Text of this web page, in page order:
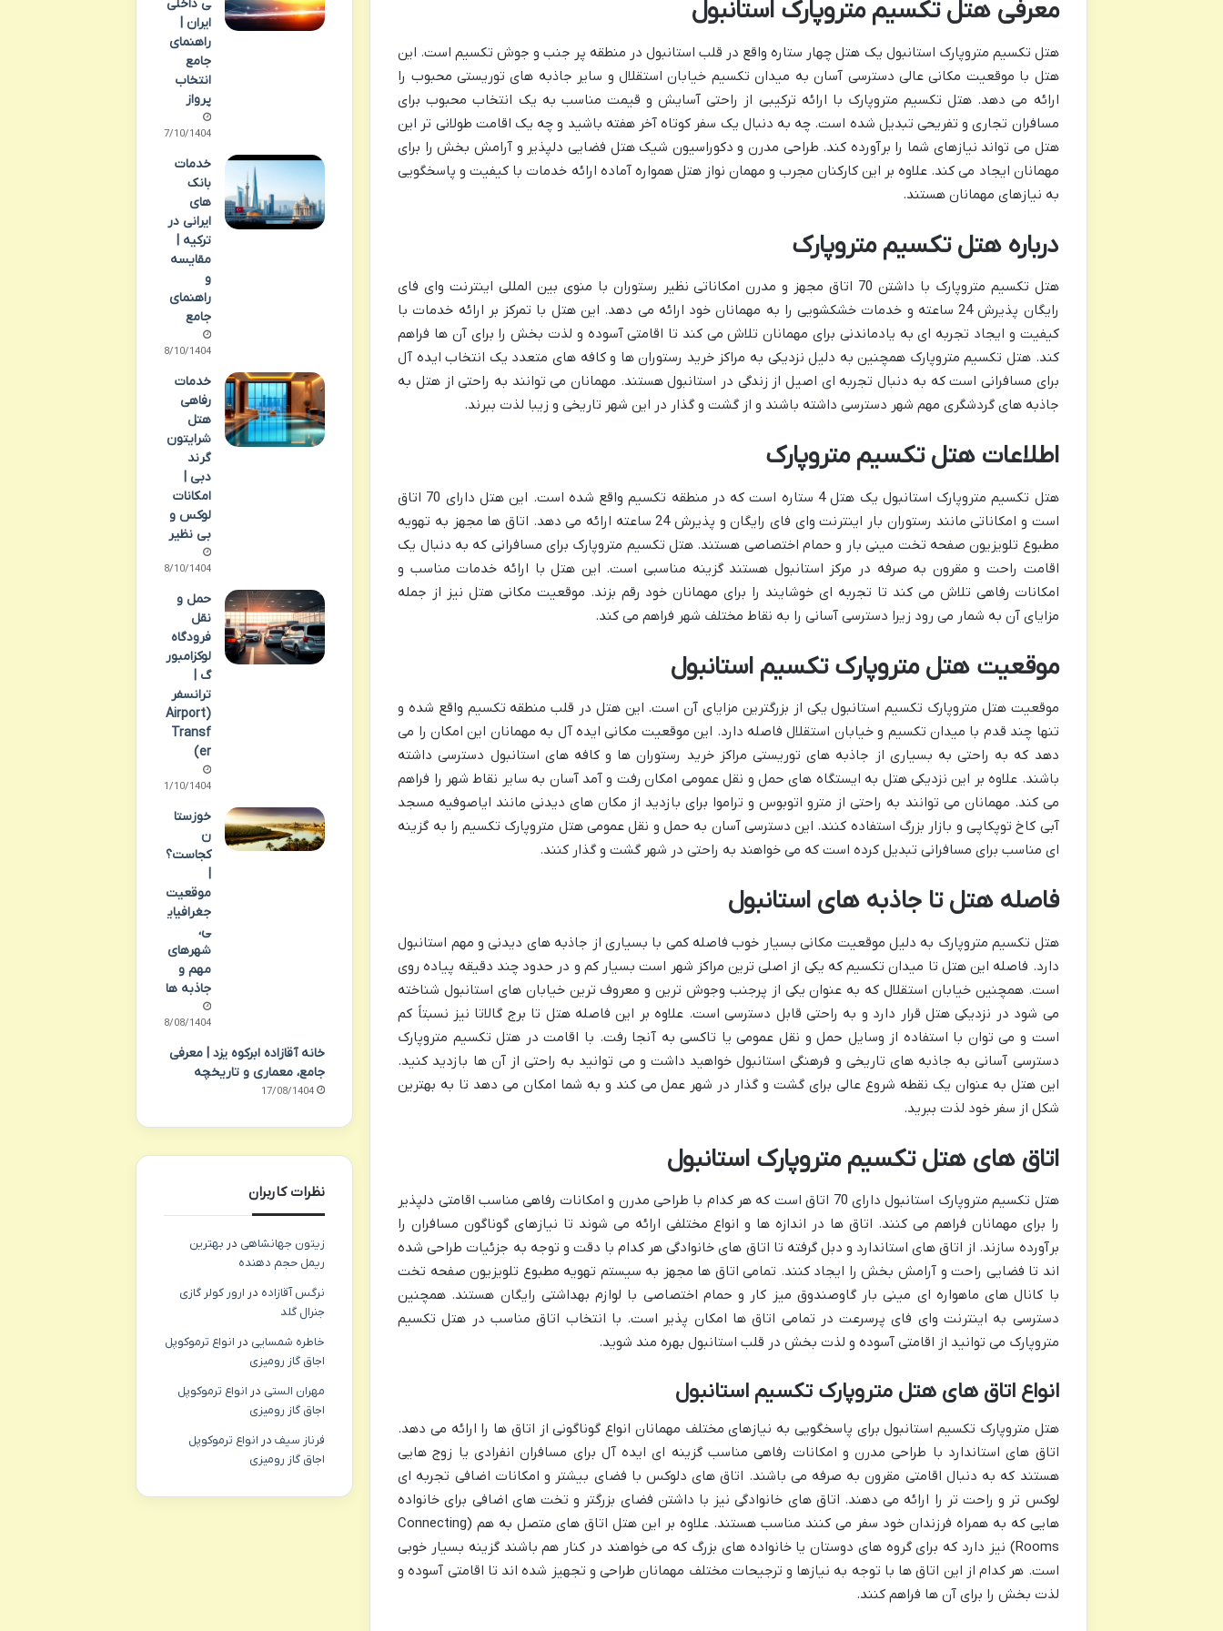
معرفی هتل تکسیم متروپارک استانبول
هتل تکسیم متروپارک استانبول یک هتل چهار ستاره واقع در قلب استانبول در منطقه پر جنب و جوش تکسیم است. این
هتل با موقعیت مکانی عالی دسترسی آسان به میدان تکسیم خیابان استقلال و سایر جاذبه های توریستی محبوب را
ارائه می دهد. هتل تکسیم متروپارک با ارائه ترکیبی از راحتی آسایش و قیمت مناسب به یک انتخاب محبوب برای
مسافران تجاری و تفریحی تبدیل شده است. چه به دنبال یک سفر کوتاه آخر هفته باشید و چه یک اقامت طولانی تر این
هتل می تواند نیازهای شما را برآورده کند. طراحی مدرن و دکوراسیون شیک هتل فضایی دلپذیر و آرامش بخش را برای
مهمانان ایجاد می کند. علاوه بر این کارکنان مجرب و مهمان نواز هتل همواره آماده ارائه خدمات با کیفیت و پاسخگویی
به نیازهای مهمانان هستند.
درباره هتل تکسیم متروپارک
هتل تکسیم متروپارک با داشتن 70 اتاق مجهز و مدرن امکاناتی نظیر رستوران با منوی بین المللی اینترنت وای فای
رایگان پذیرش 24 ساعته و خدمات خشکشویی را به مهمانان خود ارائه می دهد. این هتل با تمرکز بر ارائه خدمات با
کیفیت و ایجاد تجربه ای به یادماندنی برای مهمانان تلاش می کند تا اقامتی آسوده و لذت بخش را برای آن ها فراهم
کند. هتل تکسیم متروپارک همچنین به دلیل نزدیکی به مراکز خرید رستوران ها و کافه های متعدد یک انتخاب ایده آل
برای مسافرانی است که به دنبال تجربه ای اصیل از زندگی در استانبول هستند. مهمانان می توانند به راحتی از هتل به
جاذبه های گردشگری مهم شهر دسترسی داشته باشند و از گشت و گذار در این شهر تاریخی و زیبا لذت ببرند.
اطلاعات هتل تکسیم متروپارک
هتل تکسیم متروپارک استانبول یک هتل 4 ستاره است که در منطقه تکسیم واقع شده است. این هتل دارای 70 اتاق
است و امکاناتی مانند رستوران بار اینترنت وای فای رایگان و پذیرش 24 ساعته ارائه می دهد. اتاق ها مجهز به تهویه
مطبوع تلویزیون صفحه تخت مینی بار و حمام اختصاصی هستند. هتل تکسیم متروپارک برای مسافرانی که به دنبال یک
اقامت راحت و مقرون به صرفه در مرکز استانبول هستند گزینه مناسبی است. این هتل با ارائه خدمات مناسب و
امکانات رفاهی تلاش می کند تا تجربه ای خوشایند را برای مهمانان خود رقم بزند. موقعیت مکانی هتل نیز از جمله
مزایای آن به شمار می رود زیرا دسترسی آسانی را به نقاط مختلف شهر فراهم می کند.
موقعیت هتل متروپارک تکسیم استانبول
موقعیت هتل متروپارک تکسیم استانبول یکی از بزرگترین مزایای آن است. این هتل در قلب منطقه تکسیم واقع شده و
تنها چند قدم با میدان تکسیم و خیابان استقلال فاصله دارد. این موقعیت مکانی ایده آل به مهمانان این امکان را می
دهد که به راحتی به بسیاری از جاذبه های توریستی مراکز خرید رستوران ها و کافه های استانبول دسترسی داشته
باشند. علاوه بر این نزدیکی هتل به ایستگاه های حمل و نقل عمومی امکان رفت و آمد آسان به سایر نقاط شهر را فراهم
می کند. مهمانان می توانند به راحتی از مترو اتوبوس و تراموا برای بازدید از مکان های دیدنی مانند ایاصوفیه مسجد
آبی کاخ توپکاپی و بازار بزرگ استفاده کنند. این دسترسی آسان به حمل و نقل عمومی هتل متروپارک تکسیم را به گزینه
ای مناسب برای مسافرانی تبدیل کرده است که می خواهند به راحتی در شهر گشت و گذار کنند.
فاصله هتل تا جاذبه های استانبول
هتل تکسیم متروپارک به دلیل موقعیت مکانی بسیار خوب فاصله کمی با بسیاری از جاذبه های دیدنی و مهم استانبول
دارد. فاصله این هتل تا میدان تکسیم که یکی از اصلی ترین مراکز شهر است بسیار کم و در حدود چند دقیقه پیاده روی
است. همچنین خیابان استقلال که به عنوان یکی از پرجنب وجوش ترین و معروف ترین خیابان های استانبول شناخته
می شود در نزدیکی هتل قرار دارد و به راحتی قابل دسترسی است. علاوه بر این فاصله هتل تا برج گالاتا نیز نسبتاً کم
است و می توان با استفاده از وسایل حمل و نقل عمومی یا تاکسی به آنجا رفت. با اقامت در هتل تکسیم متروپارک
دسترسی آسانی به جاذبه های تاریخی و فرهنگی استانبول خواهید داشت و می توانید به راحتی از آن ها بازدید کنید.
این هتل به عنوان یک نقطه شروع عالی برای گشت و گذار در شهر عمل می کند و به شما امکان می دهد تا به بهترین
شکل از سفر خود لذت ببرید.
اتاق های هتل تکسیم متروپارک استانبول
هتل تکسیم متروپارک استانبول دارای 70 اتاق است که هر کدام با طراحی مدرن و امکانات رفاهی مناسب اقامتی دلپذیر
را برای مهمانان فراهم می کنند. اتاق ها در اندازه ها و انواع مختلفی ارائه می شوند تا نیازهای گوناگون مسافران را
برآورده سازند. از اتاق های استاندارد و دبل گرفته تا اتاق های خانوادگی هر کدام با دقت و توجه به جزئیات طراحی شده
اند تا فضایی راحت و آرامش بخش را ایجاد کنند. تمامی اتاق ها مجهز به سیستم تهویه مطبوع تلویزیون صفحه تخت
با کانال های ماهواره ای مینی بار گاوصندوق میز کار و حمام اختصاصی با لوازم بهداشتی رایگان هستند. همچنین
دسترسی به اینترنت وای فای پرسرعت در تمامی اتاق ها امکان پذیر است. با انتخاب اتاق مناسب در هتل تکسیم
متروپارک می توانید از اقامتی آسوده و لذت بخش در قلب استانبول بهره مند شوید.
انواع اتاق های هتل متروپارک تکسیم استانبول
هتل متروپارک تکسیم استانبول برای پاسخگویی به نیازهای مختلف مهمانان انواع گوناگونی از اتاق ها را ارائه می دهد.
اتاق های استاندارد با طراحی مدرن و امکانات رفاهی مناسب گزینه ای ایده آل برای مسافران انفرادی یا زوج هایی
هستند که به دنبال اقامتی مقرون به صرفه می باشند. اتاق های دلوکس با فضای بیشتر و امکانات اضافی تجربه ای
لوکس تر و راحت تر را ارائه می دهند. اتاق های خانوادگی نیز با داشتن فضای بزرگتر و تخت های اضافی برای خانواده
هایی که به همراه فرزندان خود سفر می کنند مناسب هستند. علاوه بر این هتل اتاق های متصل به هم (Connecting
Rooms) نیز دارد که برای گروه های دوستان یا خانواده های بزرگ که می خواهند در کنار هم باشند گزینه بسیار خوبی
است. هر کدام از این اتاق ها با توجه به نیازها و ترجیحات مختلف مهمانان طراحی و تجهیز شده اند تا اقامتی آسوده و
لذت بخش را برای آن ها فراهم کنند.
ی داخلی
ایران |
راهنمای
جامع
انتخاب
پرواز
07/10/1404
خدمات
بانک
های
ایرانی در
ترکیه |
مقایسه
و
راهنمای
جامع
08/10/1404
خدمات
رفاهی
هتل
شرایتون
گرند
دبی |
امکانات
لوکس و
بی نظیر
08/10/1404
حمل و
نقل
فرودگاه
لوکزامبور
گ |
ترانسفر
(Airport
Transf
er)
11/10/1404
خوزستا
ن
کجاست؟
موقعیت
جغرافیای
ی،
شهرهای
مهم و
جاذبه ها
18/08/1404
خانه آقازاده ابرکوه یزد | معرفی
جامع، معماری و تاریخچه
17/08/1404
نظرات کاربران
زیتون جهانشاهی در بهترین
ریمل حجم دهنده
نرگس آقازاده در ارور کولر گازی
جنرال گلد
خاطره شمسایی در انواع ترموکوپل
اجاق گاز رومیزی
مهران الستی در انواع ترموکوپل
اجاق گاز رومیزی
فرناز سیفدر انواع ترموکوپل
اجاق گاز رومیزی